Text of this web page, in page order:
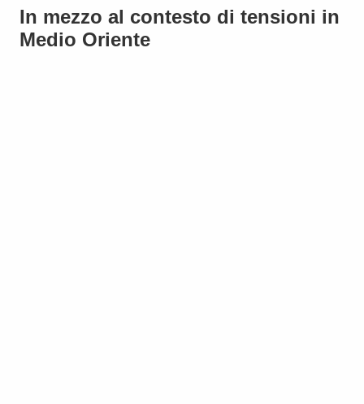
In mezzo al contesto di tensioni in
Medio Oriente